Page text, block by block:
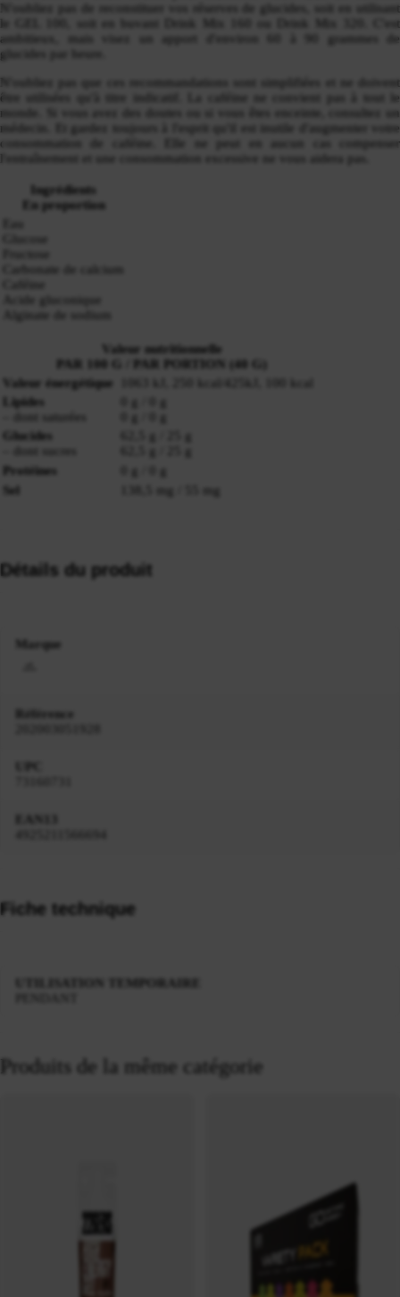
N'oubliez pas de reconstituer vos réserves de glucides, soit en utilisant
le GEL 100, soit en buvant Drink Mix 160 ou Drink Mix 320. C'est
ambitieux, mais visez un apport d'environ 60 à 90 grammes de
glucides par heure.
N'oubliez pas que ces recommandations sont simplifiées et ne doivent
être utilisées qu'à titre indicatif. La caféine ne convient pas à tout le
monde. Si vous avez des doutes ou si vous êtes enceinte, consultez un
médecin. Et gardez toujours à l'esprit qu'il est inutile d'augmenter votre
consommation de caféine. Elle ne peut en aucun cas compenser
Ingrédients
En proportion
Acide gluconique
Alginate de sodium
Valeur nutritionnelle
PAR 100 G / PAR PORTION (40 G)
Valeur énergétique
Lipides
0 g / 0 g
Glucides
62,5 g / 25 g
Protéines
0 g / 0 g
Sel
138,5 mg / 55 mg
Détails du produit
Marque
Référence
UPC
Fiche technique
Produits de la même catégorie